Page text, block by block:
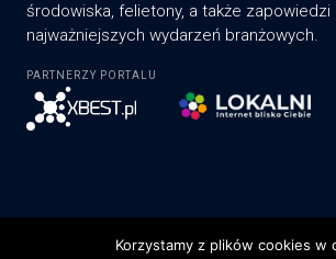
środowiska, felietony, a także zapowiedzi
najważniejszych wydarzeń branżowych.
PARTNERZY PORTALU
Korzystamy z plików cookies